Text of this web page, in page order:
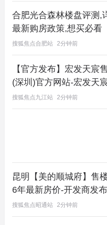
摒弃传统的兵营式排布，
局。建筑错位排布带来
果，更让开阔的视野得
“
的居住理想。
武汉城建天樾不同户型价
80万元，适合对生活空
可以根据自身的预算和
武汉城建天樾周边交通
合肥光合森林楼盘评测,
最新购房政策,想买必看
搜狐焦点合肥站 2分钟前
【官方发布】宏发天宸
(深圳)官方网站-宏发天
楼盘详情-最新价格-户型
百度AI热搜@2026.8.9
搜狐焦点九江站 2分钟前
昆明【美的顺城府】售
6年最新房价-开发商发
连,专属置业顾问一对一
搜狐焦点昭通站 2分钟前